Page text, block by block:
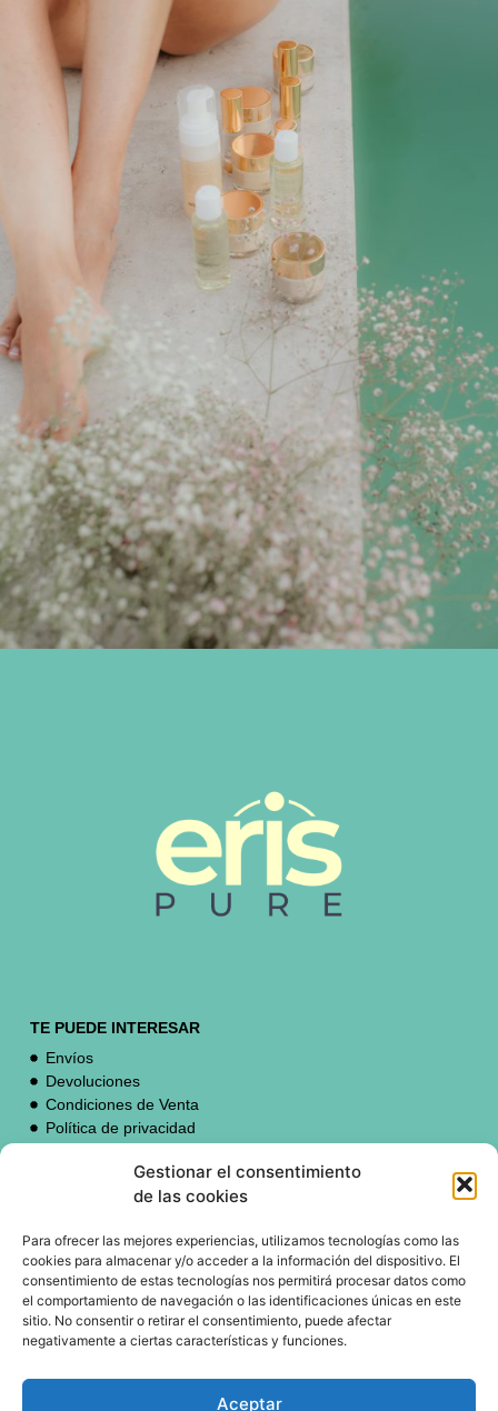
Gestionar el consentimiento
de las cookies
Para ofrecer las mejores experiencias, utilizamos tecnologías como las
cookies para almacenar y/o acceder a la información del dispositivo. El
consentimiento de estas tecnologías nos permitirá procesar datos como
el comportamiento de navegación o las identificaciones únicas en este
sitio. No consentir o retirar el consentimiento, puede afectar
negativamente a ciertas características y funciones.
Aceptar
TE PUEDE INTERESAR
Envíos
Devoluciones
Condiciones de Venta
Política de privacidad
contacto@erispure.com